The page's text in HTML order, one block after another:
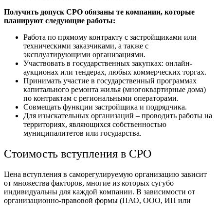
Получить допуск СРО обязаны те компании, которые
планируют следующие работы:
Работа по прямому контракту с застройщиками или
техническими заказчиками, а также с
эксплуатирующими организациями.
Участвовать в государственных закупках: онлайн-
аукционах или тендерах, любых коммерческих торгах.
Принимать участие в государственный программах
капитального ремонта жилья (многоквартирные дома)
по контрактам с региональными операторами.
Совмещать функции застройщика и подрядчика.
Для изыскательных организаций – проводить работы на
территориях, являющихся собственностью
муниципалитетов или государства.
Стоимость вступления в СРО
Цена вступления в саморегулируемую организацию зависит
от множества факторов, многие из которых сугубо
индивидуальны для каждой компании. В зависимости от
организационно-правовой формы (ПАО, ООО, ИП или